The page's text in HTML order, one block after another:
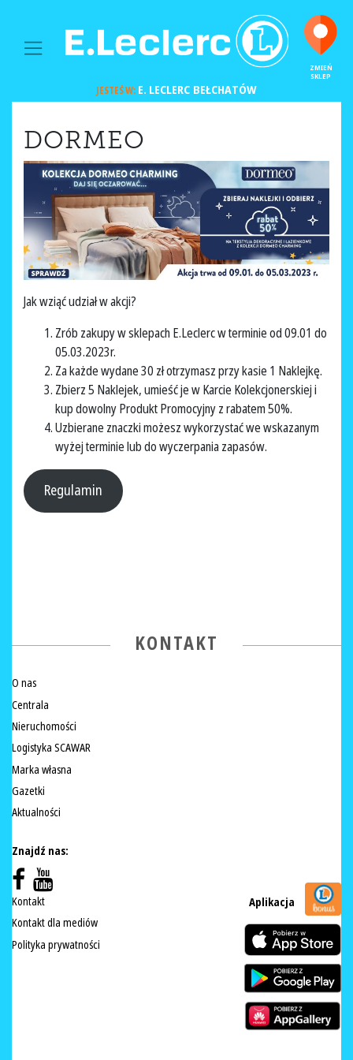
MAIN NAVIGATION
ZMIEŃ
SKLEP
JESTEŚ W: E. LECLERC BEŁCHATÓW
DORMEO
Jak wziąć udział w akcji?
Zrób zakupy w sklepach E.Leclerc w terminie od 09.01 do
05.03.2023r.
Za każde wydane 30 zł otrzymasz przy kasie 1 Naklejkę.
Zbierz 5 Naklejek, umieść je w Karcie Kolekcjonerskiej i
kup dowolny Produkt Promocyjny z rabatem 50%.
Uzbierane znaczki możesz wykorzystać we wskazanym
wyżej terminie lub do wyczerpania zapasów.
Regulamin
KONTAKT
O nas
Centrala
Nieruchomości
Logistyka SCAWAR
Marka własna
Gazetki
Aktualności
Znajdź nas:
Kontakt
Kontakt dla mediów
Polityka prywatności
Aplikacja